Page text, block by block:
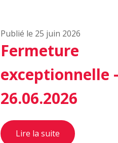
Publié le 25 juin 2026
Fermeture
exceptionnelle
26.06.2026
Lire la suite